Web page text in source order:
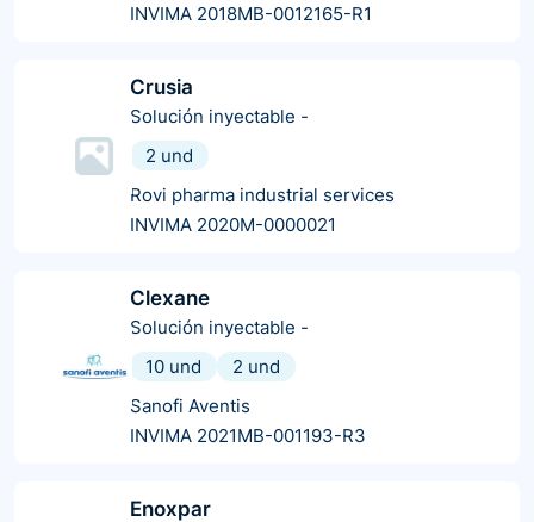
INVIMA 2018MB-0012165-R1
Crusia
Solución inyectable -
2 und
Rovi pharma industrial services
INVIMA 2020M-0000021
Clexane
Solución inyectable -
10 und
2 und
Sanofi Aventis
INVIMA 2021MB-001193-R3
Enoxpar